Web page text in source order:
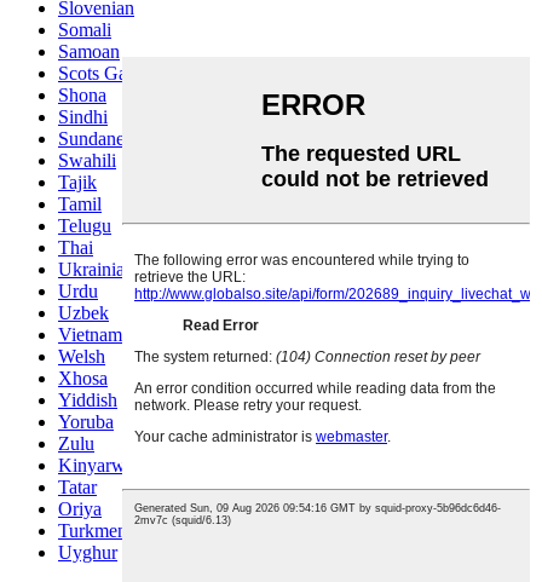
Slovenian
Somali
Samoan
Scots Gaelic
Shona
Sindhi
Sundanese
Swahili
Tajik
Tamil
Telugu
Thai
Ukrainian
Urdu
Uzbek
Vietnamese
Welsh
Xhosa
Yiddish
Yoruba
Zulu
Kinyarwanda
Tatar
Oriya
Turkmen
Uyghur